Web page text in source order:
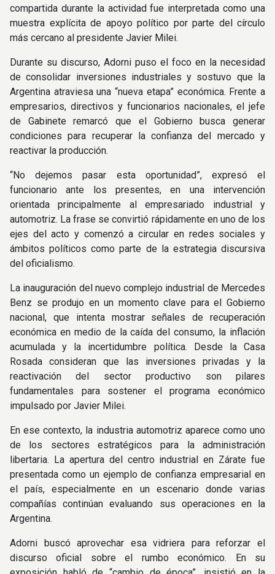
compartida durante la actividad fue interpretada como una
muestra explícita de apoyo político por parte del círculo
más cercano al presidente Javier Milei.
Durante su discurso, Adorni puso el foco en la necesidad
de consolidar inversiones industriales y sostuvo que la
Argentina atraviesa una “nueva etapa” económica. Frente a
empresarios, directivos y funcionarios nacionales, el jefe
de Gabinete remarcó que el Gobierno busca generar
condiciones para recuperar la confianza del mercado y
reactivar la producción.
“No dejemos pasar esta oportunidad”, expresó el
funcionario ante los presentes, en una intervención
orientada principalmente al empresariado industrial y
automotriz. La frase se convirtió rápidamente en uno de los
ejes del acto y comenzó a circular en redes sociales y
ámbitos políticos como parte de la estrategia discursiva
del oficialismo.
La inauguración del nuevo complejo industrial de Mercedes
Benz se produjo en un momento clave para el Gobierno
nacional, que intenta mostrar señales de recuperación
económica en medio de la caída del consumo, la inflación
acumulada y la incertidumbre política. Desde la Casa
Rosada consideran que las inversiones privadas y la
reactivación del sector productivo son pilares
fundamentales para sostener el programa económico
impulsado por Javier Milei.
En ese contexto, la industria automotriz aparece como uno
de los sectores estratégicos para la administración
libertaria. La apertura del centro industrial en Zárate fue
presentada como un ejemplo de confianza empresarial en
el país, especialmente en un escenario donde varias
compañías continúan evaluando sus operaciones en la
Argentina.
Adorni buscó aprovechar esa vidriera para reforzar el
discurso oficial sobre el rumbo económico. En su